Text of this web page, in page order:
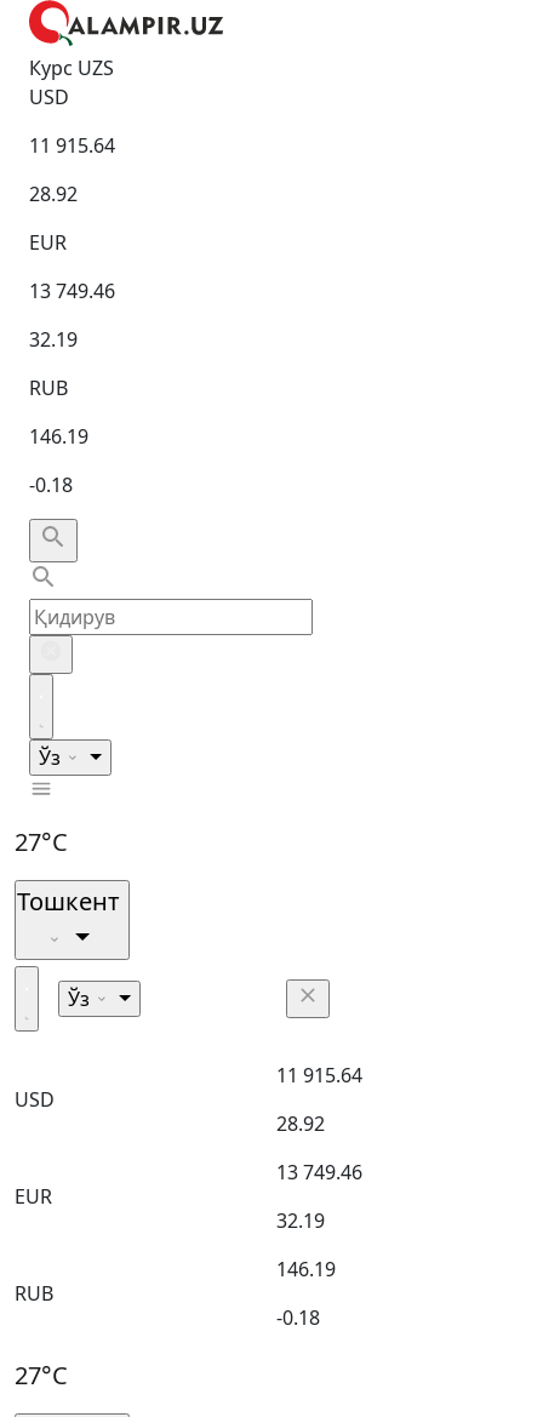
Курс UZS
USD
11 915.64
28.92
EUR
13 749.46
32.19
RUB
146.19
-0.18
Ўз
27°C
Тошкент
Ўз
USD
11 915.64
28.92
EUR
13 749.46
32.19
RUB
146.19
-0.18
27°C